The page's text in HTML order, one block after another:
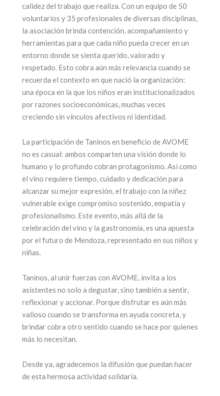
calidez del trabajo que realiza. Con un equipo de 50
voluntarios y 35 profesionales de diversas disciplinas,
la asociación brinda contención, acompañamiento y
herramientas para que cada niño pueda crecer en un
entorno donde se sienta querido, valorado y
respetado. Esto cobra aún más relevancia cuando se
recuerda el contexto en que nació la organización:
una época en la que los niños eran institucionalizados
por razones socioeconómicas, muchas veces
creciendo sin vínculos afectivos ni identidad.
La participación de Taninos en beneficio de AVOME
no es casual: ambos comparten una visión donde lo
humano y lo profundo cobran protagonismo. Así como
el vino requiere tiempo, cuidado y dedicación para
alcanzar su mejor expresión, el trabajo con la niñez
vulnerable exige compromiso sostenido, empatía y
profesionalismo. Este evento, más allá de la
celebración del vino y la gastronomía, es una apuesta
por el futuro de Mendoza, representado en sus niños y
niñas.
Taninos, al unir fuerzas con AVOME, invita a los
asistentes no solo a degustar, sino también a sentir,
reflexionar y accionar. Porque disfrutar es aún más
valioso cuando se transforma en ayuda concreta, y
brindar cobra otro sentido cuando se hace por quienes
más lo necesitan.
Desde ya, agradecemos la difusión que puedan hacer
de esta hermosa actividad solidaria.